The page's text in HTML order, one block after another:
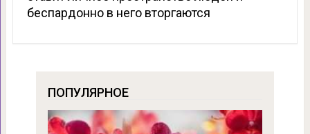
беспардонно в него вторгаются
ПОПУЛЯРНОЕ